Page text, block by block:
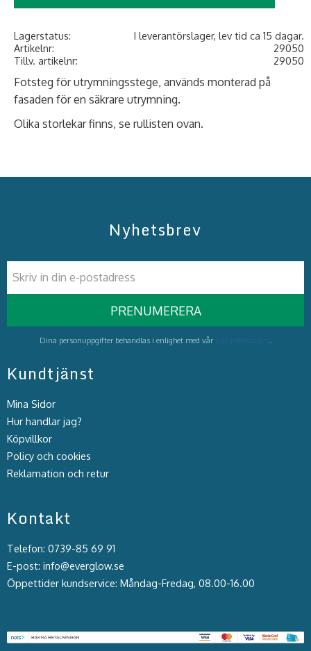
Lagerstatus
I leverantörslager, lev tid ca 15 dagar.
Artikelnr
29050
Tillv. artikelnr
29050
Fotsteg för utrymningsstege, används monterad på
fasaden för en säkrare utrymning.
Olika storlekar finns, se rullisten ovan.
Nyhetsbrev
PRENUMERERA
Dina personuppgifter behandlas i enlighet med vår integritetspolicy
Kundtjänst
Mina Sidor
Hur handlar jag?
Köpvillkor
Policy och cookies
Reklamation och retur
Kontakt
Telefon: 0739-85 69 91
E-post: info@everglow.se
Öppettider kundservice: Måndag-Fredag, 08.00-16.00